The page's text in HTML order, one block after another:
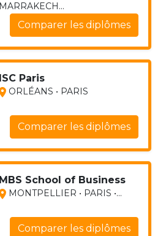
MARRAKECH...
Comparer les diplômes
ISC Paris
ORLÉANS • PARIS
Comparer les diplômes
MBS School of Business
MONTPELLIER • PARIS •...
Comparer les diplômes